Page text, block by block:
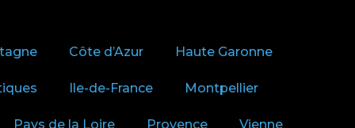
Côte d’Azur Haute Garonne
Ile-de-France Montpellier
Pays de la Loire Provence Vienne